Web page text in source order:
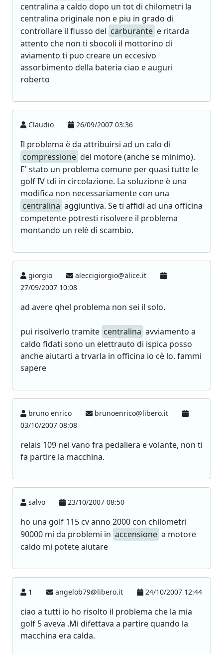
centralina a caldo dopo un tot di chilometri la
centralina originale non e piu in grado di
controllare il flusso del carburante e ritarda
attento che non ti sbocoli il mottorino di
aviamento ti puo creare un eccesivo
assorbimento della bateria ciao e auguri
roberto
Claudio 26/09/2007 03:36
Il problema è da attribuirsi ad un calo di
compressione del motore (anche se minimo).
E' stato un problema comune per quasi tutte le
golf IV tdi in circolazione. La soluzione è una
modifica non necessariamente con una
centralina aggiuntiva. Se ti affidi ad una officina
competente potresti risolvere il problema
montando un relè di scambio.
giorgio
aleccigiorgio@alice.it
27/09/2007 10:08
ad avere qhel problema non sei il solo.
pui risolverlo tramite centralina avviamento a
caldo fidati sono un elettrauto di ispica posso
anche aiutarti a trvarla in officina io cè lo. fammi
sapere
bruno enrico
brunoenrico@libero.it
03/10/2007 08:08
relais 109 nel vano fra pedaliera e volante, non ti
fa partire la macchina.
salvo 23/10/2007 08:50
ho una golf 115 cv anno 2000 con chilometri
90000 mi da problemi in accensione a motore
caldo mi potete aiutare
1 angelob79@libero.it 24/10/2007 12:44
ciao a tutti io ho risolto il problema che la mia
golf 5 aveva .Mi difettava a partire quando la
macchina era calda.